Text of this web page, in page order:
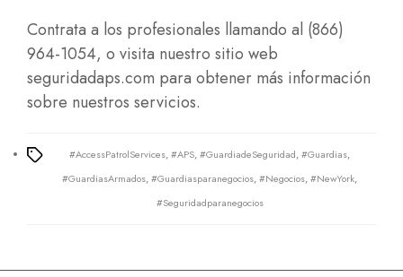
Contrata a los profesionales llamando al (866)
964-1054, o visita nuestro sitio web
seguridadaps.com para obtener más información
sobre nuestros servicios.
Tags
#AccessPatrolServices,#APS,#GuardiadeSeguridad,#Guardias,
#GuardiasArmados,#Guardiasparanegocios,#Negocios,#NewYork,
#Seguridadparanegocios